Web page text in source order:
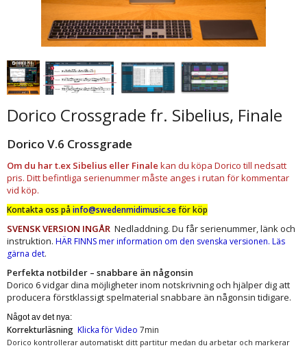
Dorico Crossgrade fr. Sibelius, Finale
Dorico V.6 Crossgrade
Om du har t.ex Sibelius eller Finale kan du köpa Dorico till nedsatt
pris. Ditt befintliga serienummer måste anges i rutan för kommentar
vid köp.
Kontakta oss påinfo@swedenmidimusic.seför köp
SVENSK VERSION INGÅR Nedladdning. Du får serienummer, länk och
instruktion. HÄR FINNS mer information om den svenska versionen. Läs
gärna det.
Perfekta notbilder – snabbare än någonsin
Dorico 6 vidgar dina möjligheter inom notskrivning och hjälper dig att
producera förstklassigt spelmaterial snabbare än någonsin tidigare.
Något av det nya:
Korrekturläsning​ Klicka för Video 7min
Dorico kontrollerar automatiskt ditt partitur medan du arbetar och markerar